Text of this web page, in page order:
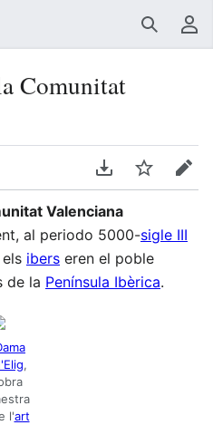
Buscar
Comunitat
Descarregar en
Vigilar
Valenciana
al periodo 5000-sigle III
ibers eren el poble
de la Península Ibèrica.
,
l'art